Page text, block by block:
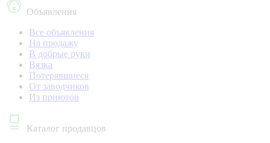
Объявления
Все объявления
На продажу
В добрые руки
Вязка
Потерявшиеся
От заводчиков
Из приютов
Каталог продавцов